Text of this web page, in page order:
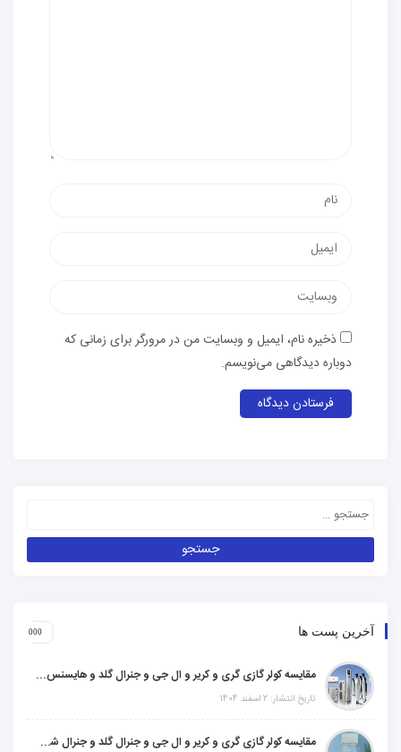
ذخیره نام، ایمیل و وبسایت من در مرورگر برای زمانی که
دوباره دیدگاهی می‌نویسم.
آخرین پست ها
مقایسه کولر گازی گری و کریر و ال جی و جنرال گلد و هایسنس و مدیا و اجنرال
تاریخ انتشار: 2 اسفند 1404
مقایسه کولر گازی گری و کریر و ال جی و جنرال گلد و جنرال شکار و سامسونگ و یونیوا